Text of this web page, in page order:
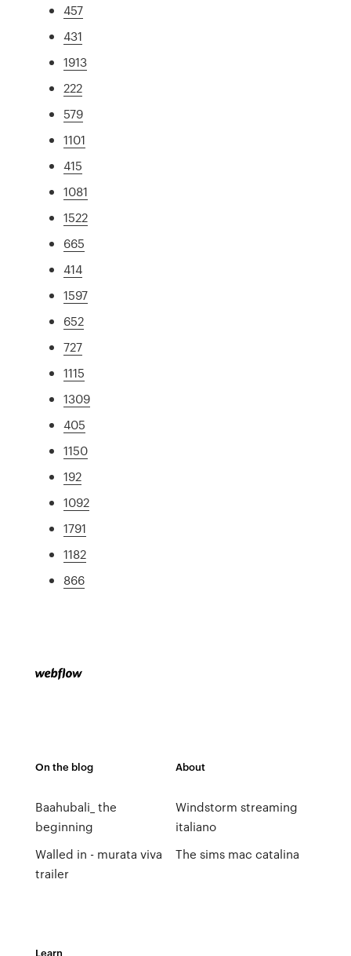
457
431
1913
222
579
1101
415
1081
1522
665
414
1597
652
727
1115
1309
405
1150
192
1092
1791
1182
866
On the blog
Baahubali_ the
beginning
Walled in - murata viva
trailer
About
Windstorm streaming
italiano
The sims mac catalina
Learn